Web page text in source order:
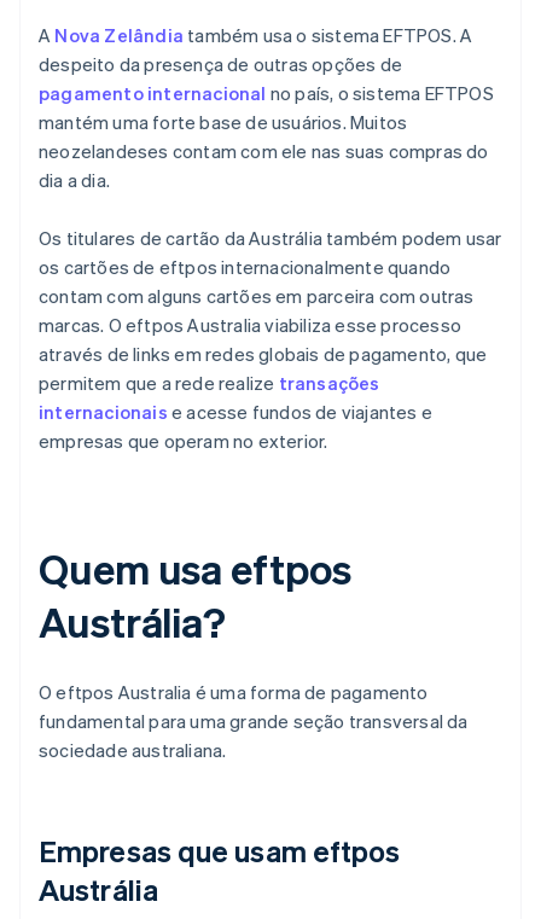
A Nova Zelândia também usa o sistema EFTPOS. A
despeito da presença de outras opções de
pagamento internacional no país, o sistema EFTPOS
mantém uma forte base de usuários. Muitos
neozelandeses contam com ele nas suas compras do
dia a dia.
Os titulares de cartão da Austrália também podem usar
os cartões de eftpos internacionalmente quando
contam com alguns cartões em parceira com outras
marcas. O eftpos Australia viabiliza esse processo
através de links em redes globais de pagamento, que
permitem que a rede realize transações
internacionais e acesse fundos de viajantes e
empresas que operam no exterior.
Quem usa eftpos
Austrália?
O eftpos Australia é uma forma de pagamento
fundamental para uma grande seção transversal da
sociedade australiana.
Empresas que usam eftpos
Austrália